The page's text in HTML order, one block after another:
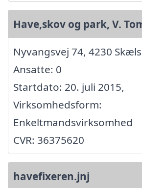
Have,skov og park, V.
Nyvangsvej 74, 4230
Ansatte: 0
Startdato: 20. juli 2015,
Virksomhedsform:
Enkeltmandsvirksomhed
CVR: 36375620
havefixeren.jnj